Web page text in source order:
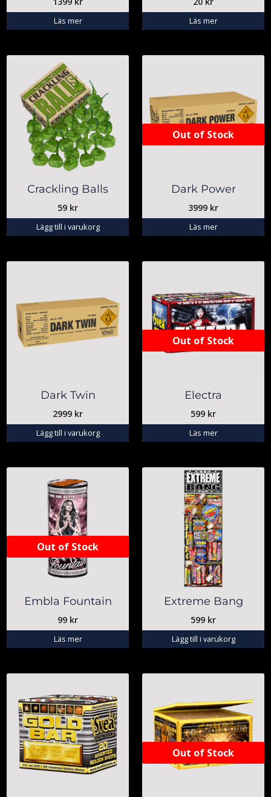
Läs mer Läs mer
Crackling Balls
59 kr
Lägg till i varukorg
Out of Stock
Dark Power
3999 kr
Läs mer
Dark Twin
2999 kr
Lägg till i varukorg
Out of Stock
Electra
599 kr
Läs mer
Out of Stock
Embla Fountain
99 kr
Läs mer
Extreme Bang
599 kr
Lägg till i varukorg
Out of Stock